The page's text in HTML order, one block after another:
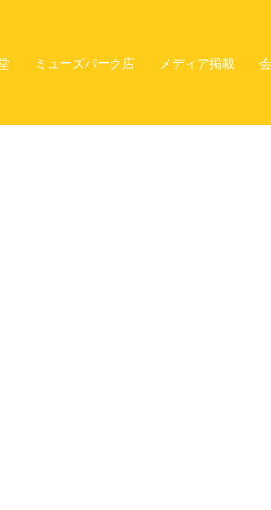
ミューズパーク店 メディア掲載